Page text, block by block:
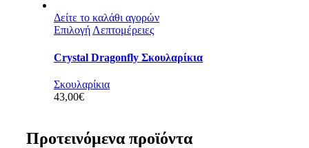
32,00€
through
Δείτε το καλάθι αγορών
ΕπιλογήΛεπτομέρειες
Crystal Dragonfly Σκουλαρίκια
Σκουλαρίκια
43,00€
Προτεινόμενα προϊόντα